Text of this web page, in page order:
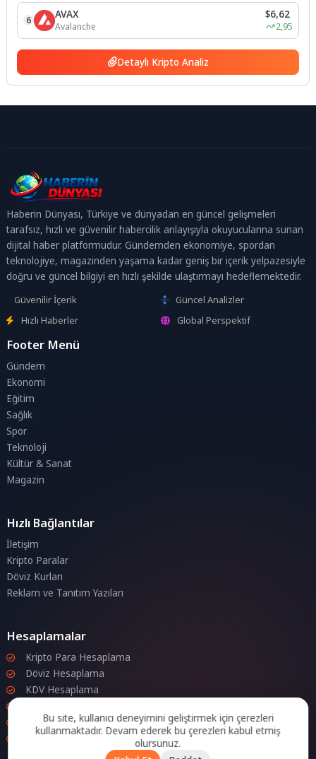
6 AVAX
Avalanche
$6,62
2,95
Detaylı Kripto Analiz
Haberin Dünyası, Türkiye ve dünyadan en güncel gelişmeleri
tarafsız, hızlı ve güvenilir habercilik anlayışıyla okuyucularına sunan
dijital haber platformudur. Gündemden ekonomiye, spordan
teknolojiye, magazinden yaşama kadar geniş bir içerik yelpazesiyle
doğru ve güncel bilgiyi en hızlı şekilde ulaştırmayı hedeflemektedir.
Güvenilir İçerik
Güncel Analizler
Hızlı Haberler
Global Perspektif
Footer Menü
Gündem
Ekonomi
Eğitim
Sağlık
Spor
Teknoloji
Kültür & Sanat
Magazin
Hızlı Bağlantılar
İletişim
Kripto Paralar
Döviz Kurları
Reklam ve Tanıtım Yazıları
Hesaplamalar
Kripto Para Hesaplama
Döviz Hesaplama
KDV Hesaplama
Zam Hesaplama
Bileşik Hesaplama
Bu site, kullanıcı deneyimini geliştirmek için çerezleri
kullanmaktadır. Devam ederek bu çerezleri kabul etmiş
olursunuz.